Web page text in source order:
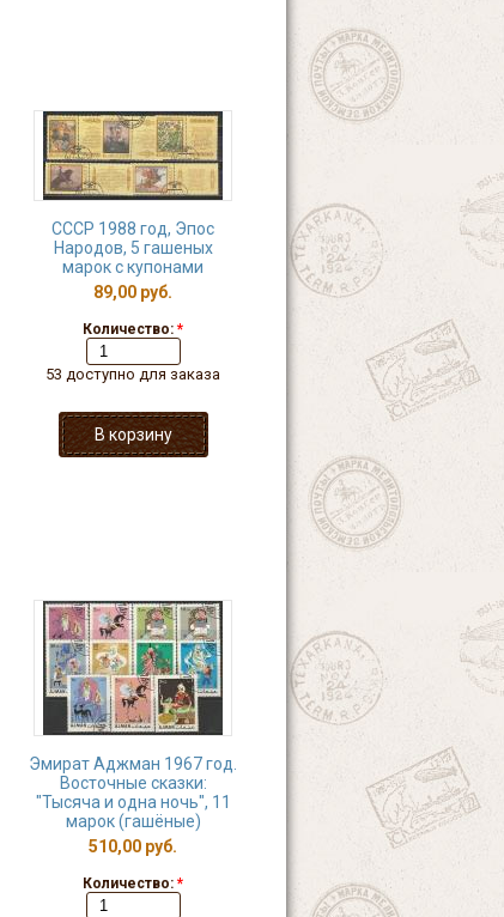
СССР 1988 год, Эпос
Народов, 5 гашеных
марок с купонами
89,00 руб.
Количество: *
53 доступно для заказа
Эмират Аджман 1967 год.
Восточные сказки:
"Тысяча и одна ночь", 11
марок (гашёные)
510,00 руб.
Количество: *